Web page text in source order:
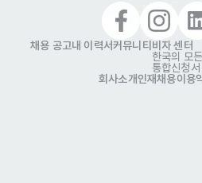
채용 공고내 이력서커뮤니티 비자 센터
한국의 모
통합신청서
회사소개인재채용이용